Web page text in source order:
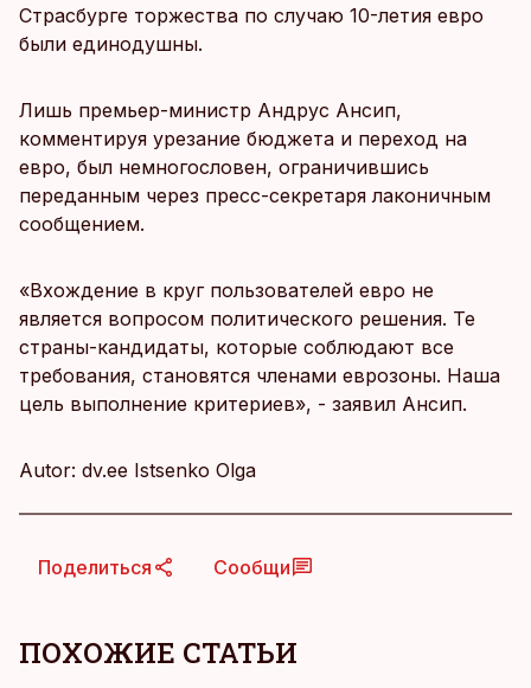
Страсбурге торжества по случаю 10-летия евро
были единодушны.
Лишь премьер-министр Андрус Ансип,
комментируя урезание бюджета и переход на
евро, был немногословен, ограничившись
переданным через пресс-секретаря лаконичным
сообщением.
«Вхождение в круг пользователей евро не
является вопросом политического решения. Те
страны-кандидаты, которые соблюдают все
требования, становятся членами еврозоны. Наша
цель выполнение критериев», - заявил Ансип.
Autor: dv.ee Istsenko Olga
Поделиться Сообщи
ПОХОЖИЕ СТАТЬИ